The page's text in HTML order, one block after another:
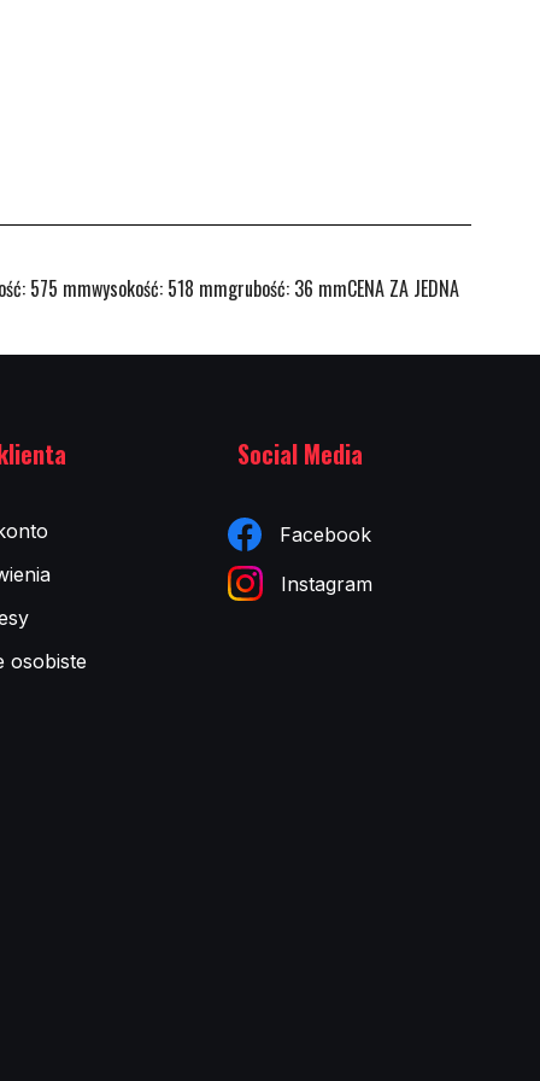
575 mmwysokość: 518 mmgrubość: 36 mmCENA ZA JEDNA
osobiste
Social Media
Facebook
Instagram